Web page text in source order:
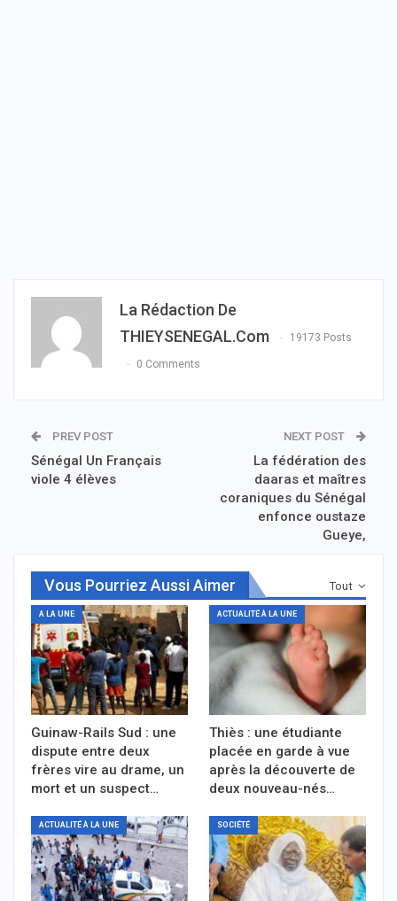
La Rédaction De
THIEYSENEGAL.com
19173 Posts
0 Comments
PREV POST
Sénégal Un Français
viole 4 élèves
NEXT POST
La fédération des
daaras et maîtres
coraniques du Sénégal
enfonce oustaze
Gueye,
Tout
Vous Pourriez Aussi Aimer
A LA UNE
Guinaw-Rails Sud : une
dispute entre deux
frères vire au drame, un
mort et un suspect…
ACTUALITÉ À LA UNE
Thiès : une étudiante
placée en garde à vue
après la découverte de
deux nouveau-nés…
ACTUALITÉ À LA UNE SOCIÉTÉ